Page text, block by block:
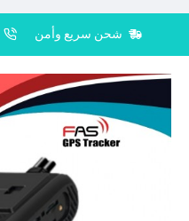
شحن سريع وأمن